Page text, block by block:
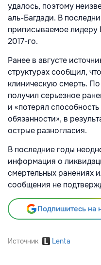
удалось, поэтому
аль-Багдади. В
приписываемое лидеру
2017-го.
Ранее в августе
структурах сообщил,
клиническую смерть.
получил серьезное
и «потерял
обязанности», в
острые разногласия.
В последние годы
информация о
смертельных ранениях
сообщения не
Подпишитесь на
Источник Lenta